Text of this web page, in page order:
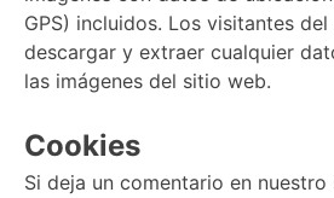
GPS) incluidos. Los visitantes
descargar y extraer cualquier
las imágenes del sitio web.
Cookies
Si deja un comentario en